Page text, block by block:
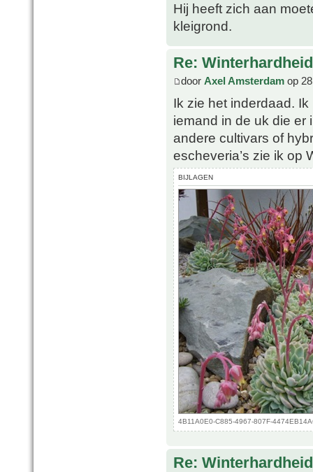
Hij heeft zich aan
kleigrond.
Re:
door Axel Amsterdam op
Ik zie het inderdaad.
iemand in de uk die er
andere cultivars of
escheveria’s zie ik op
BIJLAGEN
4B11A0E0-C885-4967-807F-
Re: